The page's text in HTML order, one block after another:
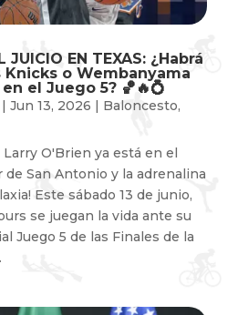
JUICIO EN TEXAS: ¿Habrá
Knicks o Wembanyama
el Juego 5? 🏀🔥💍
| Jun 13, 2026 | Baloncesto,
Larry O'Brien ya está en el
San Antonio y la adrenalina
Este sábado 13 de junio,
se juegan la vida ante su
Juego 5 de las Finales de la